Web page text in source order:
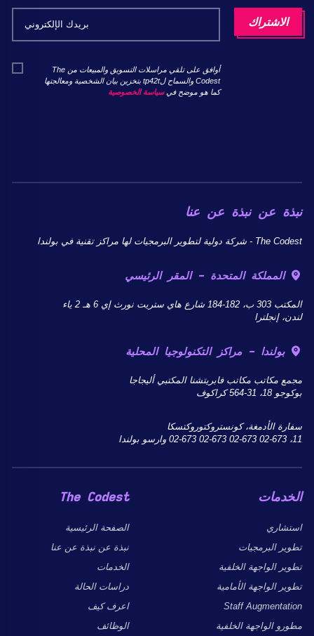
أوافق على تلقي مراسلات التسويق والمبيعات من The
Codest والسماح لtp42t بتخزين بيان الشخصية ومعالجتها
كما هو موضح فيسياسة الخصوصية
نبذة عن نبذة عن عنا
The Codest - شركة دولية لتطوير البرمجيات لها مراكز تقنية في بولندا
المملكة المتحدة - المقر الرئيسي
المكتب 303 ب، 182-184 شارع هاي ستريت نورث إي 6 هـ 2 ياء
لندن، إنجلترا
بولندا - مراكز التكنولوجيا المحلية
مجمع مكاتب مكاتب فابريتشنا المكتبي أليجاجا
بوكوجو 18، 31-564 كراكوف
سفارة الأدمغة، كونستروكتوروكتسكا
11، 02-673 02-673 02-673 02-673 وارسو بولندا
The Codest
الصفحة الرئيسية
نبذة عن نبذة عن عنا
الخدمات
دراسات الحالة
اعرف كيف
الوظائف
الخدمات
استشاري
تطوير البرمجيات
تطوير الواجهة الخلفية
تطوير الواجهة الأمامية
Staff Augmentation
مطورو الواجهة الخلفية